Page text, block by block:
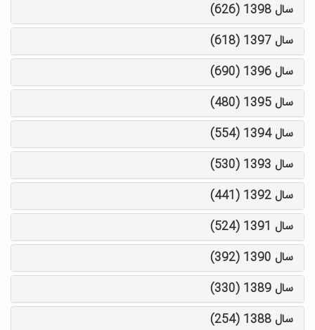
سال 1398 (626)
سال 1397 (618)
سال 1396 (690)
سال 1395 (480)
سال 1394 (554)
سال 1393 (530)
سال 1392 (441)
سال 1391 (524)
سال 1390 (392)
سال 1389 (330)
سال 1388 (254)